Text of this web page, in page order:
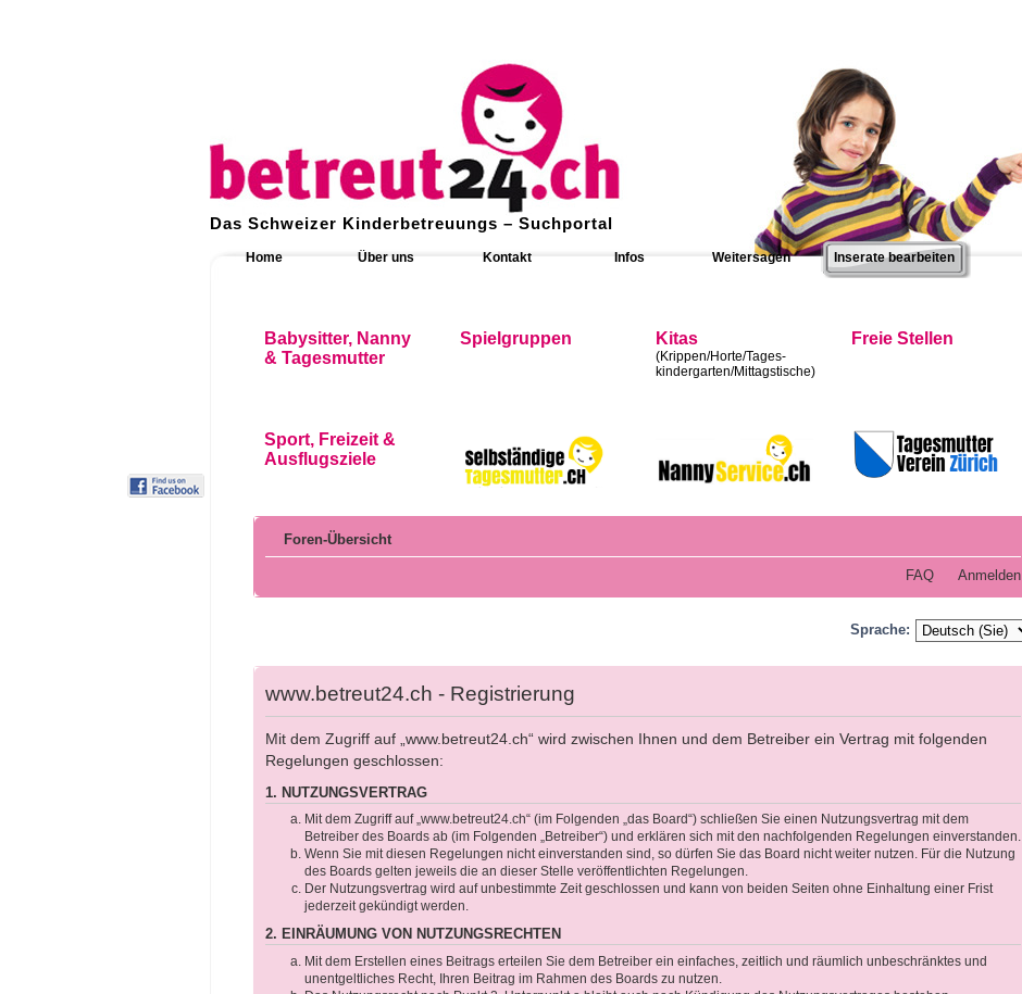
Das Schweizer Kinderbetreuungs – Suchportal
Home Über uns Kontakt Infos Weitersagen Inserate bearbeiten
Babysitter, Nanny
& Tagesmutter
Spielgruppen Kitas
(Krippen/Horte/Tages-
kindergarten/Mittagstische)
Freie Stellen
Sport, Freizeit &
Ausflugsziele
Foren-Übersicht
FAQ Anmelden
Sprache:
www.betreut24.ch - Registrierung
Mit dem Zugriff auf „www.betreut24.ch“ wird zwischen Ihnen und dem Betreiber ein Vertrag mit folgenden
Regelungen geschlossen:
1. NUTZUNGSVERTRAG
Mit dem Zugriff auf „www.betreut24.ch“ (im Folgenden „das Board“) schließen Sie einen Nutzungsvertrag mit dem
Betreiber des Boards ab (im Folgenden „Betreiber“) und erklären sich mit den nachfolgenden Regelungen einverstanden.
Wenn Sie mit diesen Regelungen nicht einverstanden sind, so dürfen Sie das Board nicht weiter nutzen. Für die Nutzung
des Boards gelten jeweils die an dieser Stelle veröffentlichten Regelungen.
Der Nutzungsvertrag wird auf unbestimmte Zeit geschlossen und kann von beiden Seiten ohne Einhaltung einer Frist
jederzeit gekündigt werden.
2. EINRÄUMUNG VON NUTZUNGSRECHTEN
Mit dem Erstellen eines Beitrags erteilen Sie dem Betreiber ein einfaches, zeitlich und räumlich unbeschränktes und
unentgeltliches Recht, Ihren Beitrag im Rahmen des Boards zu nutzen.